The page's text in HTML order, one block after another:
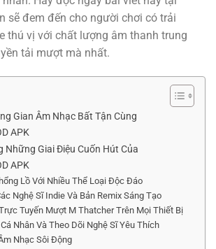
sẽ đem đến cho người chơi có trải
thú vị với chất lượng âm thanh trung
tải mượt mà nhất.
Gian Âm Nhạc Bất Tận Cùng
APK
Những Giai Điệu Cuốn Hút Của
APK
Lồ Với Nhiều Thể Loại Độc Đáo
Nghệ Sĩ Indie Và Bản Remix Sáng Tạo
Tuyến Mượt M Thatcher Trên Mọi Thiết Bị
Nhân Và Theo Dõi Nghệ Sĩ Yêu Thích
Nhạc Sôi Động